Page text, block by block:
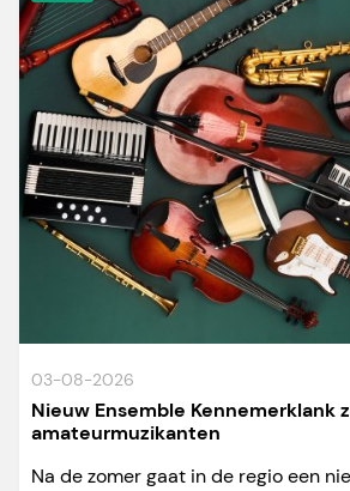
03-08-2026
Nieuw Ensemble Kennemerklank
amateurmuzikanten
Na de zomer gaat in de regio een